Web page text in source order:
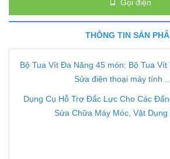
Gọi điện
THÔNG TIN SẢN
Bộ Tua Vít Đa Năng 45 món: Bộ Tua
Sửa điện thoại máy tính
Dụng Cụ Hỗ Trợ Đắc Lực Cho Các
Sửa Chữa Máy Móc, Vật